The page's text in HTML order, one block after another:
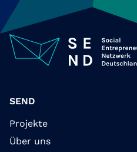
SEND
Projekte
Über uns